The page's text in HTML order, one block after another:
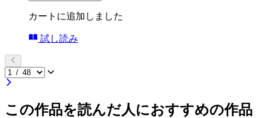
カートに追加しました
試し読み
この作品を読んだ人におすすめの作品